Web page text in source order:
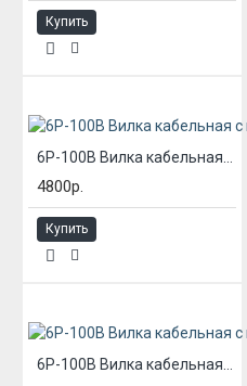
Купить
4800р.
Купить